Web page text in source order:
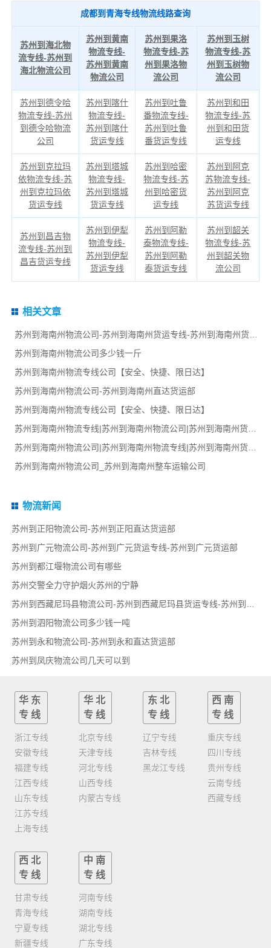
成都到青海专线物流线路查询
苏州到海北物
流专线-苏州到
海北物流公司
苏州到黄南
物流专线-
苏州到黄南
物流公司
苏州到果洛
物流专线-苏
州到果洛物
流公司
苏州到玉树
物流专线-苏
州到玉树物
流公司
苏州到德令哈
物流专线-苏州
到德令哈物流
公司
苏州到喀什
物流专线-
苏州到喀什
货运专线
苏州到吐鲁
番物流专线-
苏州到吐鲁
番货运专线
苏州到和田
物流专线-苏
州到和田货
运专线
苏州到克拉玛
依物流专线-苏
州到克拉玛依
货运专线
苏州到塔城
物流专线-
苏州到塔城
货运专线
苏州到哈密
物流专线-苏
州到哈密货
运专线
苏州到阿克
苏物流专线-
苏州到阿克
苏货运专线
苏州到昌吉物
流专线-苏州到
昌吉货运专线
苏州到伊犁
物流专线-
苏州到伊犁
货运专线
苏州到阿勒
泰物流专线-
苏州到阿勒
泰货运专线
苏州到韶关
物流专线-苏
州到韶关物
流公司
相关文章
苏州到海南州物流公司-苏州到海南州货运专线-苏州到海南州货运部
苏州到海南州物流公司多少钱一斤
苏州到海南州物流专线公司【安全、快捷、限日达】
苏州到海南州物流公司-苏州到海南州直达货运部
苏州到海南州物流专线公司【安全、快捷、限日达】
苏州到海南州物流专线|苏州到海南州物流公司|苏州到海南州货运专线
苏州到海南州物流公司|苏州到海南州物流专线|苏州到海南州货运部
苏州到海南州物流公司_苏州到海南州整车运输公司
物流新闻
苏州到正阳物流公司-苏州到正阳直达货运部
苏州到广元物流公司-苏州到广元货运专线-苏州到广元货运部
苏州到都江堰物流公司有哪些
苏州交警全力守护烟火苏州的宁静
苏州到泗阳物流公司多少钱一吨
苏州到永和物流公司-苏州到永和直达货运部
苏州到凤庆物流公司几天可以到
华东
专线
浙江专线
安徽专线
福建专线
江西专线
山东专线
江苏专线
上海专线
华北
专线
北京专线
天津专线
河北专线
山西专线
内蒙古专线
东北
专线
辽宁专线
吉林专线
黑龙江专线
西南
专线
重庆专线
四川专线
贵州专线
云南专线
西藏专线
西北
专线
甘肃专线
青海专线
宁夏专线
新疆专线
中南
专线
河南专线
湖南专线
湖北专线
广东专线